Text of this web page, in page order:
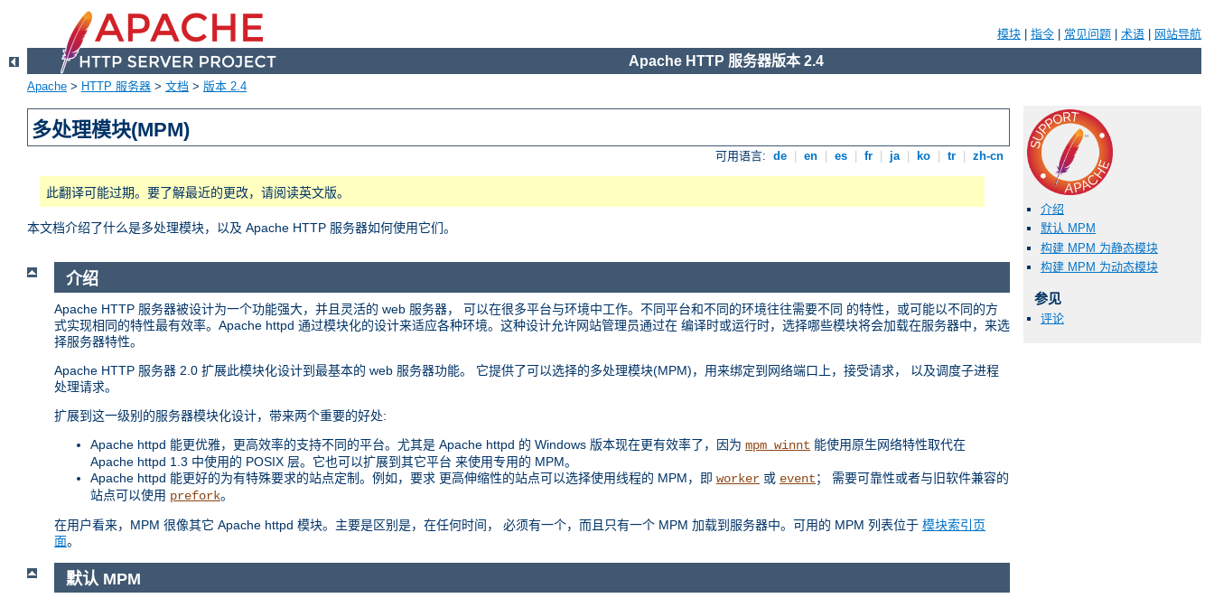
模块 指令 常见问题 术语 网站导航
Apache HTTP 服务器版本 2.4
Apache > HTTP 服务器 > 文档 > 版本 2.4
多处理模块(MPM)
可用语言: de en es fr ja ko tr zh-cn
此翻译可能过期。要了解最近的更改，请阅读英文版。
本文档介绍了什么是多处理模块，以及 Apache HTTP 服务器如何使用它们。
介绍
默认 MPM
构建 MPM 为静态模块
构建 MPM 为动态模块
参见
评论
介绍
Apache HTTP 服务器被设计为一个功能强大，并且灵活的 web 服务器， 可以在很多平台与环境中工作。不同平台和不同的环境往往需要不同 的特性，或可能以不同的方
式实现相同的特性最有效率。Apache httpd 通过模块化的设计来适应各种环境。这种设计允许网站管理员通过在 编译时或运行时，选择哪些模块将会加载在服务器中，来选
择服务器特性。
Apache HTTP 服务器 2.0 扩展此模块化设计到最基本的 web 服务器功能。 它提供了可以选择的多处理模块(MPM)，用来绑定到网络端口上，接受请求， 以及调度子进程
处理请求。
扩展到这一级别的服务器模块化设计，带来两个重要的好处:
Apache httpd 能更优雅，更高效率的支持不同的平台。尤其是 Apache httpd 的 Windows 版本现在更有效率了，因为 mpm_winnt 能使用原生网络特性取代在
Apache httpd 1.3 中使用的 POSIX 层。它也可以扩展到其它平台 来使用专用的 MPM。
Apache httpd 能更好的为有特殊要求的站点定制。例如，要求 更高伸缩性的站点可以选择使用线程的 MPM，即 worker 或 event； 需要可靠性或者与旧软件兼容的
站点可以使用 prefork。
在用户看来，MPM 很像其它 Apache httpd 模块。主要是区别是，在任何时间， 必须有一个，而且只有一个 MPM 加载到服务器中。可用的 MPM 列表位于 模块索引页
面。
默认 MPM